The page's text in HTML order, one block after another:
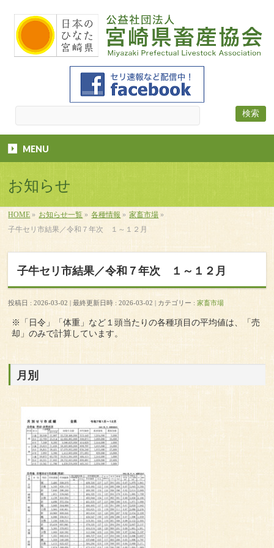
MENU
お知らせ
HOME » お知らせ一覧 » 各種情報 » 家畜市場 »
子牛セリ市結果／令和７年次 １～１２月
子牛セリ市結果／令和７年次 １～１２月
投稿日 : 2026-03-02 最終更新日時 : 2026-03-02 カテゴリー :家畜市場
※「日令」「体重」など１頭当たりの各種項目の平均値は、「売
却」のみで計算しています。
月別